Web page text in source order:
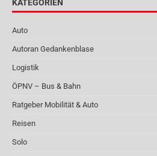
KATEGORIEN
Auto
Autoran Gedankenblase
Logistik
ÖPNV – Bus & Bahn
Ratgeber Mobilität & Auto
Reisen
Solo